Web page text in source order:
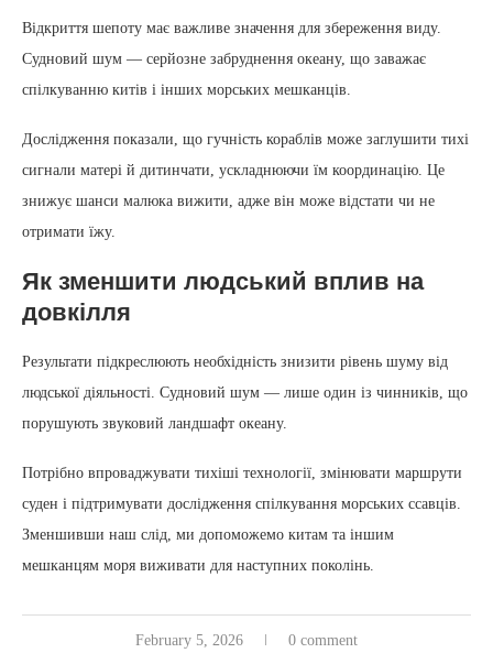
Відкриття шепоту має важливе значення для збереження виду.
Судновий шум — серйозне забруднення океану, що заважає
спілкуванню китів і інших морських мешканців.
Дослідження показали, що гучність кораблів може заглушити тихі
сигнали матері й дитинчати, ускладнюючи їм координацію. Це
знижує шанси малюка вижити, адже він може відстати чи не
отримати їжу.
Як зменшити людський вплив на
довкілля
Результати підкреслюють необхідність знизити рівень шуму від
людської діяльності. Судновий шум — лише один із чинників, що
порушують звуковий ландшафт океану.
Потрібно впроваджувати тихіші технології, змінювати маршрути
суден і підтримувати дослідження спілкування морських ссавців.
Зменшивши наш слід, ми допоможемо китам та іншим
мешканцям моря виживати для наступних поколінь.
February 5, 2026 0 comment